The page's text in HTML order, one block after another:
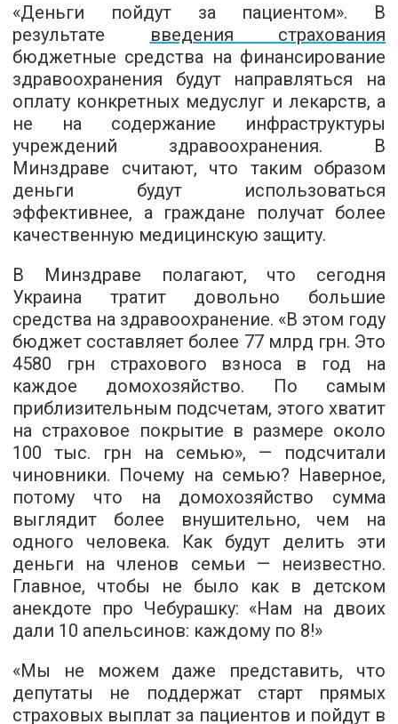
«Деньги пойдут за пациентом». В
результате
введения страхования
бюджетные средства на финансирование
здравоохранения будут направляться на
оплату конкретных медуслуг и лекарств, а
не на содержание инфраструктуры
учреждений здравоохранения. В
Минздраве считают, что таким образом
деньги будут использоваться
эффективнее, а граждане получат более
качественную медицинскую защиту.
В Минздраве полагают, что сегодня
Украина тратит довольно большие
средства на здравоохранение. «В этом году
бюджет составляет более 77 млрд грн. Это
4580 грн страхового взноса в год на
каждое домохозяйство. По самым
приблизительным подсчетам, этого хватит
на страховое покрытие в размере около
100 тыс. грн на семью», — подсчитали
чиновники. Почему на семью? Наверное,
потому что на домохозяйство сумма
выглядит более внушительно, чем на
одного человека. Как будут делить эти
деньги на членов семьи — неизвестно.
Главное, чтобы не было как в детском
анекдоте про Чебурашку: «Нам на двоих
дали 10 апельсинов: каждому по 8!»
«Мы не можем даже представить, что
депутаты не поддержат старт прямых
страховых выплат за пациентов и пойдут в